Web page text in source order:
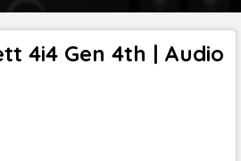
4i4 Gen 4th | Audio